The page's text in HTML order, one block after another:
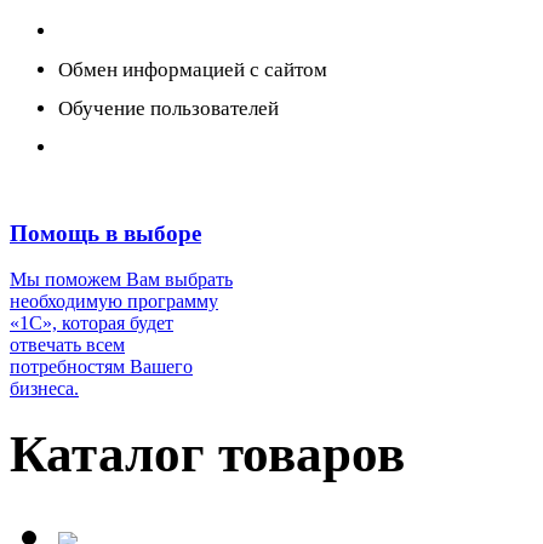
Обмен информацией с сайтом
Обучение пользователей
Помощь в выборе
Мы поможем Вам выбрать
необходимую программу
«1С», которая будет
отвечать всем
потребностям Вашего
бизнеса.
Каталог товаров